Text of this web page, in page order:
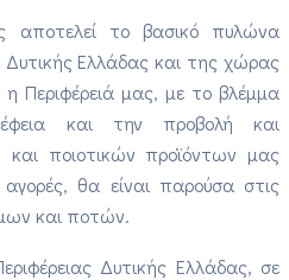
αποτελεί το βασικό πυλώνα
Δυτικής Ελλάδας και της χώρας
η Περιφέρειά μας, με το βλέμμα
και την προβολή και
ποιοτικών προϊόντων μας
αγορές, θα είναι παρούσα στις
και ποτών.
Δυτικής Ελλάδας, σε